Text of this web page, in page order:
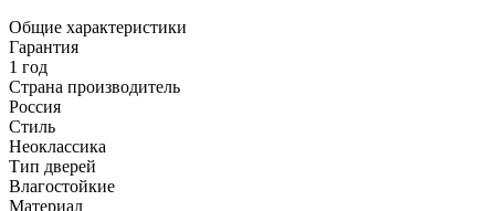
Общие характеристики
Гарантия
1 год
Страна производитель
Россия
Стиль
Неоклассика
Тип дверей
Влагостойкие
Материал